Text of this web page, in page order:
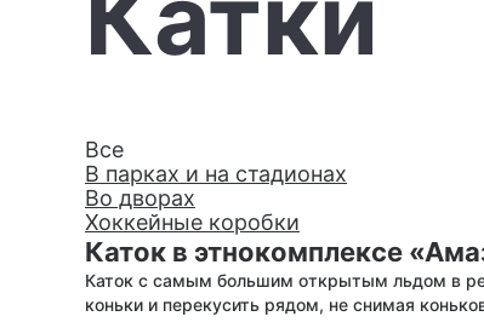
Все
В парках и на стадионах
Во дворах
Хоккейные коробки
Каток в этнокомплексе
Каток с самым большим открытым льдом в
коньки и перекусить рядом, не снимая